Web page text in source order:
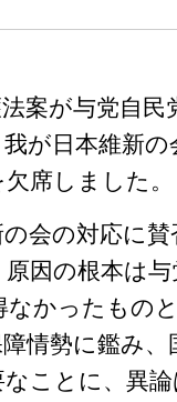
案が与党自民
が日本維新
席しました。
会の対応に
原因の根本は
なかったもの
情勢に鑑み、
ことに、異